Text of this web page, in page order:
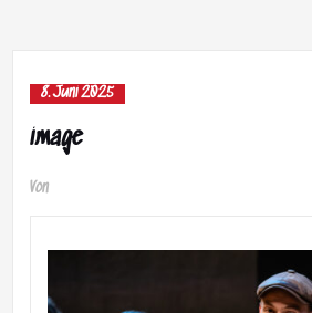
8. Juni 2025
image
Von